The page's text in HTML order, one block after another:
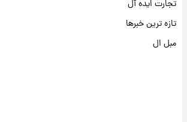
تجارت ایده آل
تازه ترین خبرها
مبل ال